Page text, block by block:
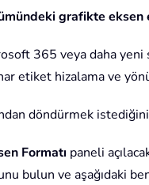
grafikte
365 veya daha yeni
etiket hizalama ve
döndürmek
Formatı paneli
bulun ve aşağıdaki